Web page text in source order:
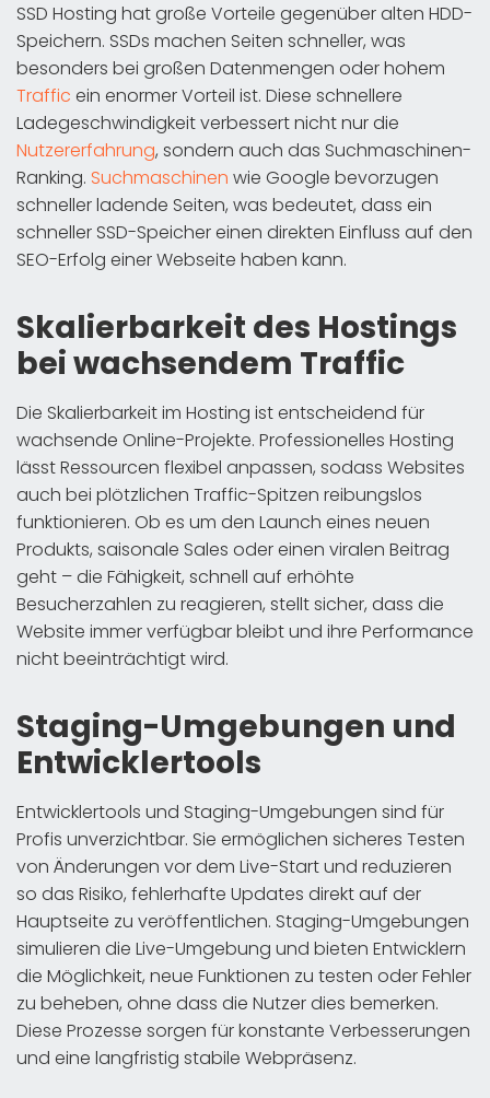
SSD Hosting hat große Vorteile gegenüber alten HDD-
Speichern. SSDs machen Seiten schneller, was
besonders bei großen Datenmengen oder hohem
Traffic ein enormer Vorteil ist. Diese schnellere
Ladegeschwindigkeit verbessert nicht nur die
Nutzererfahrung, sondern auch das Suchmaschinen-
Ranking. Suchmaschinen wie Google bevorzugen
schneller ladende Seiten, was bedeutet, dass ein
schneller SSD-Speicher einen direkten Einfluss auf den
SEO-Erfolg einer Webseite haben kann.
Skalierbarkeit des Hostings
bei wachsendem Traffic
Die Skalierbarkeit im Hosting ist entscheidend für
wachsende Online-Projekte. Professionelles Hosting
lässt Ressourcen flexibel anpassen, sodass Websites
auch bei plötzlichen Traffic-Spitzen reibungslos
funktionieren. Ob es um den Launch eines neuen
Produkts, saisonale Sales oder einen viralen Beitrag
geht – die Fähigkeit, schnell auf erhöhte
Besucherzahlen zu reagieren, stellt sicher, dass die
Website immer verfügbar bleibt und ihre Performance
nicht beeinträchtigt wird.
Staging-Umgebungen und
Entwicklertools
Entwicklertools und Staging-Umgebungen sind für
Profis unverzichtbar. Sie ermöglichen sicheres Testen
von Änderungen vor dem Live-Start und reduzieren
so das Risiko, fehlerhafte Updates direkt auf der
Hauptseite zu veröffentlichen. Staging-Umgebungen
simulieren die Live-Umgebung und bieten Entwicklern
die Möglichkeit, neue Funktionen zu testen oder Fehler
zu beheben, ohne dass die Nutzer dies bemerken.
Diese Prozesse sorgen für konstante Verbesserungen
und eine langfristig stabile Webpräsenz.